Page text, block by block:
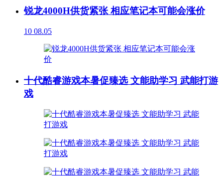
锐龙4000H供货紧张 相应笔记本可能会涨价
10 08.05
十代酷睿游戏本暑促臻选 文能助学习 武能打游
戏